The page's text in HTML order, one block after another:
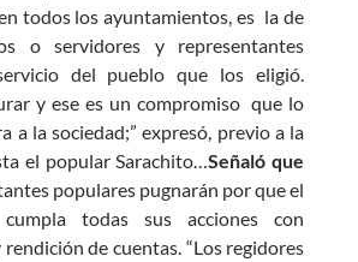
todos los ayuntamientos, es la de
o servidores y representantes
del pueblo que los eligió.
y ese es un compromiso que lo
a la sociedad;” expresó, previo a la
el popular Sarachito…Señaló que
populares pugnarán por que el
cumpla todas sus acciones con
de cuentas. “Los regidores